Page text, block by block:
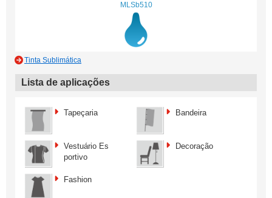
MLSb510
Tinta Sublimática
Lista de aplicações
Tapeçaria Bandeira
Vestuário Es
portivo
Decoração
Fashion